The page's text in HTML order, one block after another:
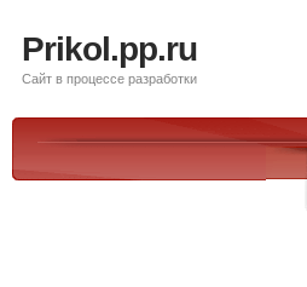
Prikol.pp.ru
Сайт в процессе разработки